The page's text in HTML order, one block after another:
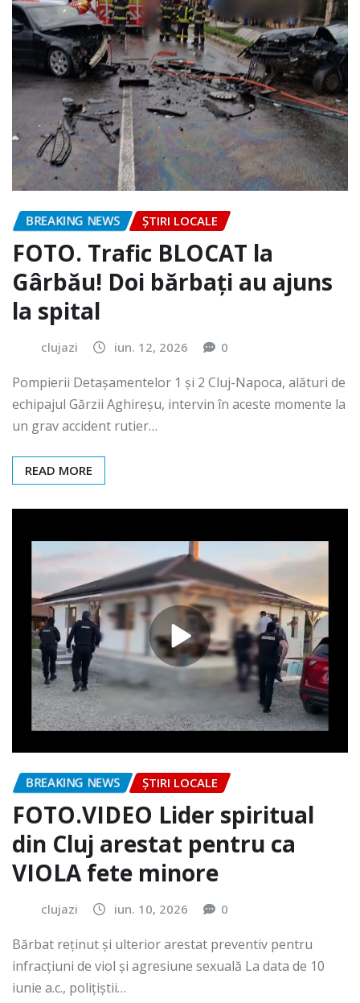
BREAKING NEWS ȘTIRI LOCALE
FOTO. Trafic BLOCAT la
Gârbău! Doi bărbați au ajuns
la spital
clujazi iun. 12, 2026 0
Pompierii Detașamentelor 1 și 2 Cluj-Napoca, alături de
echipajul Gărzii Aghireșu, intervin în aceste momente la
un grav accident rutier…
READ MORE
BREAKING NEWS ȘTIRI LOCALE
FOTO.VIDEO Lider spiritual
din Cluj arestat pentru ca
VIOLA fete minore
clujazi iun. 10, 2026 0
Bărbat reținut și ulterior arestat preventiv pentru
infracțiuni de viol și agresiune sexuală La data de 10
iunie a.c., polițiștii…